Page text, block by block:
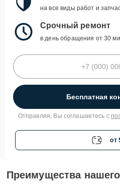
на все виды работ и
Срочный ремонт
в день обращения от 30
Бесплатная
Отправляя, Вы соглашаетесь с
от
Преимущества